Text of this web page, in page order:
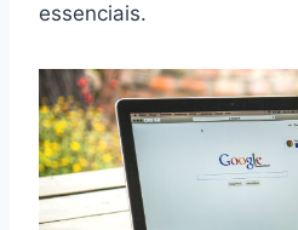
essenciais.